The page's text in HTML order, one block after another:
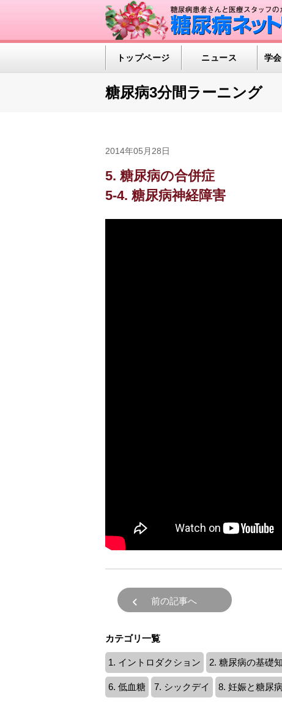
トップページ ニュース 学
糖尿病3分間ラーニング
2014年05月28日
5. 糖尿病の合併症
5-4. 糖尿病神経障害
前の記事へ
カテゴリ一覧
1. イントロダクション 2. 糖尿病の基礎
6. 低血糖 7. シックデイ 8. 妊娠と糖尿病